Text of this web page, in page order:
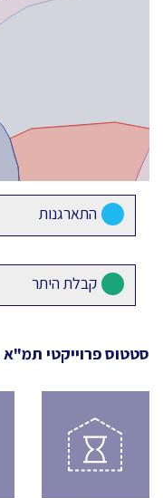
התארגנות
קבלת היתר
סטטוס פרוייקטי תמ"א